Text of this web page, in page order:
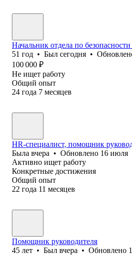
Начальник отдела по
51 год • Был сегодня •
100 000 ₽
Не ищет работу
Общий опыт
24 года 7 месяцев
HR-специалист, помощник
Была вчера • Обновлено 16 июля
Активно ищет работу
Конкретные достижения
Общий опыт
22 года 11 месяцев
Помощник руководителя
45 лет • Был вчера • Обновлено